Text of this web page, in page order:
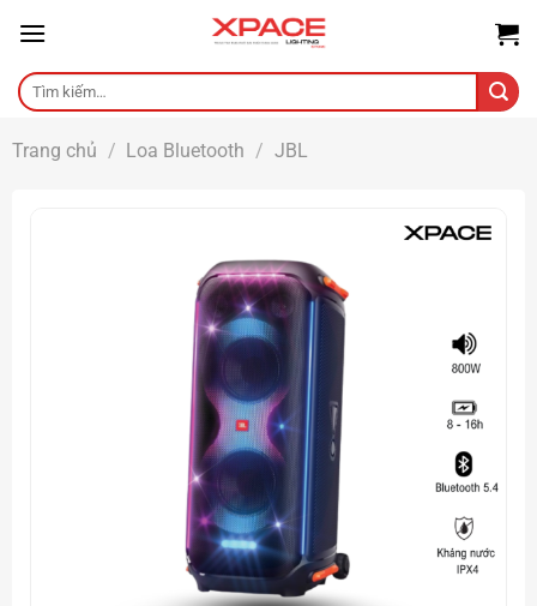
content
Tìm
kiếm:
Trang chủ / Loa Bluetooth / JBL